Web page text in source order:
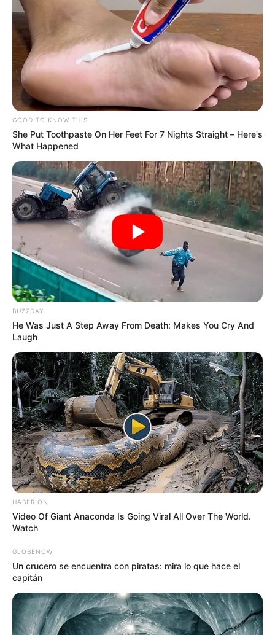
estupefaciente hasta un punto de acopio de Maicao
donde sería almacenado hasta alcanzar grandes
cantidades, para posteriormente transportar el alijo hasta
la Alta Guajira y de allí usar plataformas internacionales
para enviarlos en lanchas rápidas.
Lea También:
Corrió, pero su asesino lo alcanzó en el
parqueadero del edificio donde vivía
Es de mencionar que en esta jornada de intervención
también se obtuvo la captura de tres personas por los
delitos de porte ilegal de armas de fuego, falsedad
marcaría y por orden judicial por tráfico de
estupefacientes.
Además, de la incautación de 60 armas cortopunzantes,
30 aves silvestres, la inmovilización de 42 motocicletas y
cuatro motocarros, yse verificaron antecedentes a 760
personas.
COMPARTIR
ALERTA BOGOTÁ EN GOOGLE NEWS
TEMAS RELACIONADOS
MAICAO POLICÍAS FALLECIDOS GUAJIRA
MANTÉNGASE EN ALERTA
Tenemos todas las noticias que le
interesan. Para estar bien informado, por
ACTIVAR AHORA
TEMAS DESTACADOS
GOOD TO KNOW THIS
She Put Toothpaste On Her Feet For 7 Nights Straight – Here's
What Happened
BUZZDAY
He Was Just A Step Away From Death: Makes You Cry And
Laugh
HABERION
Video Of Giant Anaconda Is Going Viral All Over The World.
Watch
GLOBENOW
Un crucero se encuentra con piratas: mira lo que hace el
capitán